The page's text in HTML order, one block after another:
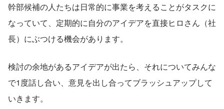
幹部候補の人たちは日常的に事業を考えることがタスクに
なっていて、定期的に自分のアイデアを直接ヒロさん（社
長）にぶつける機会があります。
検討の余地があるアイデアが出たら、それについてみんな
で1度話し合い、意見を出し合ってブラッシュアップして
いきます。